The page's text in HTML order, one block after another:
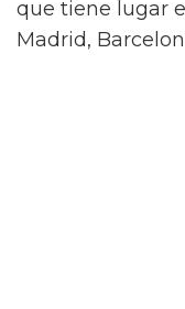
que tiene lugar
Madrid,